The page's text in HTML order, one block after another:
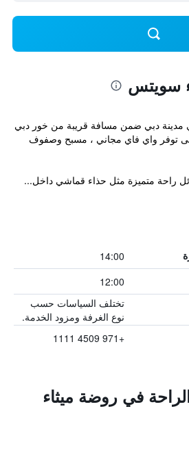
سويتس
مدينة دبي ضمن مسافة قريبة من خور دبي
توفر واي فاي مجاني ، مسبح وصفوف
راحة متميزة مثل حذاء قماشي داخل...
14:00
12:00
تختلف السياسات حسب
نوع الغرفة ومزود الخدمة.
+971 4509 1111
في روضة ميثاء